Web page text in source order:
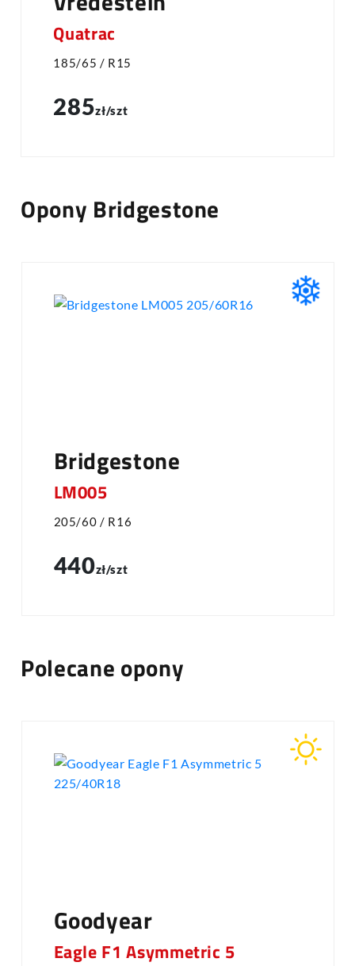
Quatrac
185/65 / R15
285zł/szt
Opony Bridgestone
Bridgestone
LM005
205/60 / R16
440zł/szt
Polecane opony
Goodyear
Eagle F1 Asymmetric 5